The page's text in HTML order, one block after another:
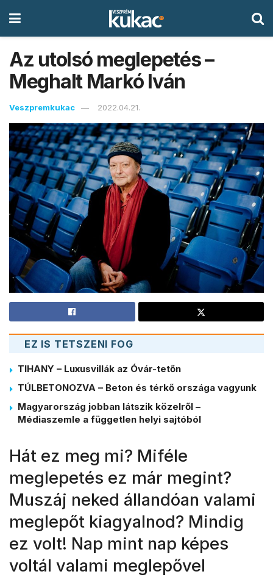
Az utolsó meglepetés –
Meghalt Markó Iván
Veszpremkukac 2022.04.21.
EZ IS TETSZENI FOG
TIHANY – Luxusvillák az Óvár-tetőn
TÚLBETONOZVA – Beton és térkő országa vagyunk
Magyarország jobban látszik közelről –
Médiaszemle a független helyi sajtóból
Hát ez meg mi? Miféle
meglepetés ez már megint?
Muszáj neked állandóan valami
meglepőt kiagyalnod? Mindig
ez volt! Nap mint nap képes
voltál valami meglepővel